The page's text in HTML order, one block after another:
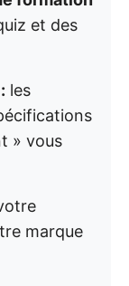
et des
les
» vous
marque